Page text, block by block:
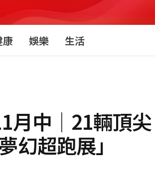
康 娛樂 生活
月中│21輛頂尖
超跑展」